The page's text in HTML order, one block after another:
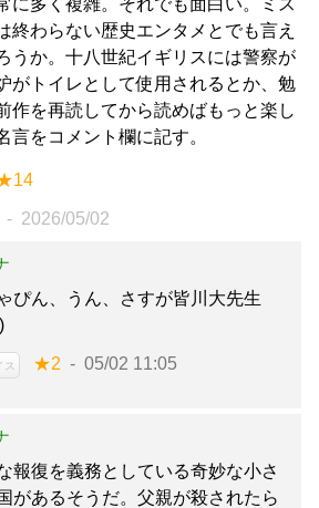
に多く複雑。それでも面白い。ミス
終わらない歴史エンタメとでも言え
うか。十八世紀イギリスには警察が
がトイレとして使用されるとか、勉
作を再読してから読めばもっと楽し
言をコメント欄に記す。
2026/05/02
ぴん、うん、さすが皆川大先生
ス ★2 05/02 11:05
報復を義務としている奇妙な小さ
があるそうだ。父親が殺されたら